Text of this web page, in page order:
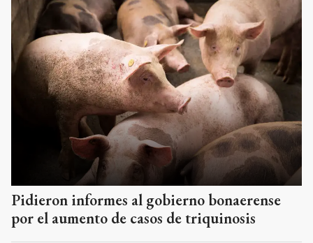
Pidieron informes al gobierno bonaerense
por el aumento de casos de triquinosis